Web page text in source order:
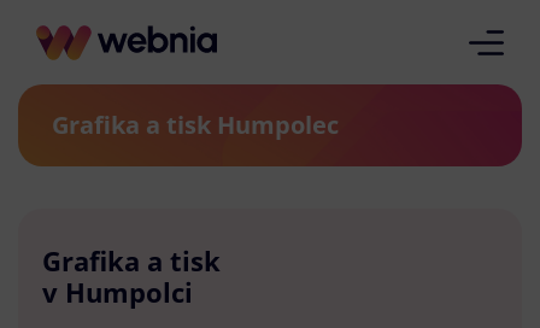
Grafika a tisk Humpolec
Grafika a tisk
v Humpolci